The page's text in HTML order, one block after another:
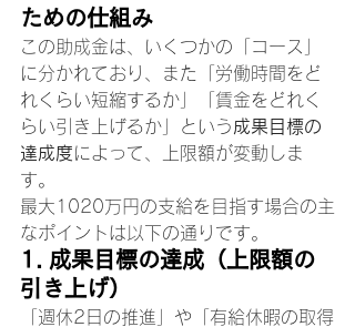
ための仕組み
この助成金は、いくつかの「コース」
に分かれており、また「労働時間をど
れくらい短縮するか」「賃金をどれく
らい引き上げるか」という成果目標の
達成度によって、上限額が変動しま
す。
最大1020万円の支給を目指す場合の主
なポイントは以下の通りです。
1. 成果目標の達成（上限額の
引き上げ）
「週休2日の推進」や「有給休暇の取得